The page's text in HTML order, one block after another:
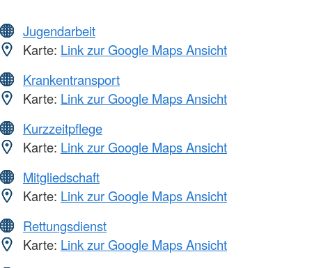
Jugendarbeit
Karte: Link zur Google Maps Ansicht
Krankentransport
Karte: Link zur Google Maps Ansicht
Kurzzeitpflege
Karte: Link zur Google Maps Ansicht
Mitgliedschaft
Karte: Link zur Google Maps Ansicht
Rettungsdienst
Karte: Link zur Google Maps Ansicht